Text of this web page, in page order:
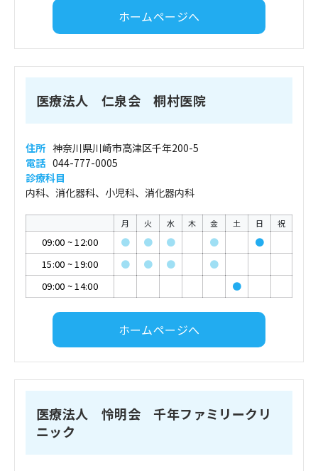
ホームページへ
医療法人 仁泉会 桐村医院
住所 神奈川県川崎市高津区千年200-5
電話 044-777-0005
診療科目
内科、消化器科、小児科、消化器内科
月 火 水 木 金 土 日 祝
09:00 ~12:00 ● ● ● ●
●
15:00 ~19:00 ● ● ●
●
09:00 ~14:00 ●
ホームページへ
医療法人 怜明会 千年ファミリークリ
ニック